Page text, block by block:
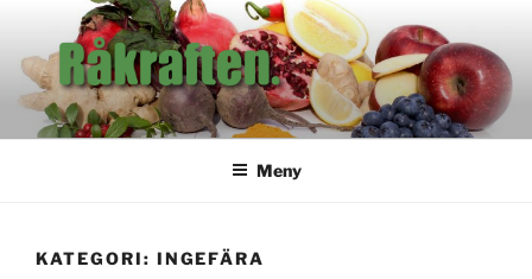
innehåll
RÅKRAFTEN
Tidningen för dig som är intresserad av hälsa.
Meny
KATEGORI: INGEFÄRA